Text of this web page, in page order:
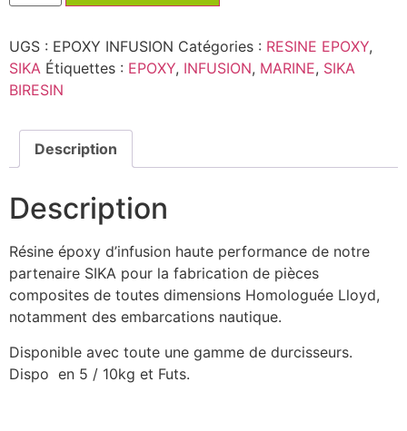
UGS : EPOXY INFUSION Catégories : RESINE EPOXY,
SIKA Étiquettes : EPOXY, INFUSION, MARINE, SIKA
BIRESIN
Description
Description
Résine époxy d’infusion haute performance de notre
partenaire SIKA pour la fabrication de pièces
composites de toutes dimensions Homologuée Lloyd,
notamment des embarcations nautique.
Disponible avec toute une gamme de durcisseurs.
Dispo en 5 / 10kg et Futs.